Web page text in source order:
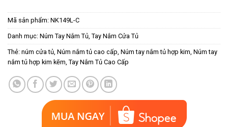
Mã sản phẩm: NK149L-C
Danh mục: Núm Tay Nắm Tủ Tay Nắm Cửa Tủ
Thẻ: núm cửa tủ Núm nắm tủ cao cấp Núm tay nắm tủ hợp kim Núm tay
nắm tủ hợp kim kẽm Tay Nắm Tủ Cao Cấp